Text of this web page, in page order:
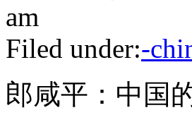
am
Filed under:-
郎咸平：中国